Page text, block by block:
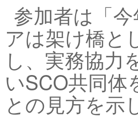
参加者は「
アは架け橋と
し、実務協力
いSCO共同体
との見方を示